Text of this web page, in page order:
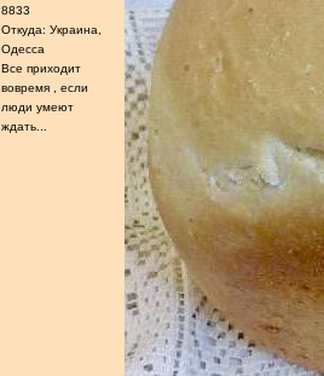
8833
Откуда: Украина,
Одесса
Все приходит
вовремя , если
люди умеют
ждать...